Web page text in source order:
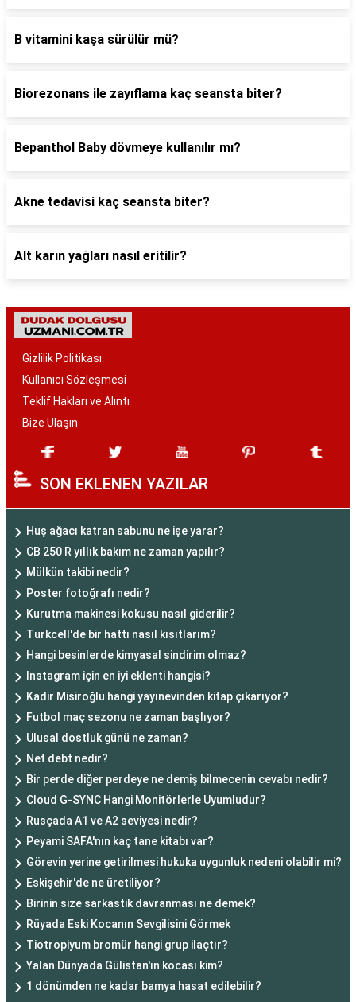
B vitamini kaşa sürülür mü?
Biorezonans ile zayıflama kaç seansta biter?
Bepanthol Baby dövmeye kullanılır mı?
Akne tedavisi kaç seansta biter?
Alt karın yağları nasıl eritilir?
Gizlilik Politikası
Kullanıcı Sözleşmesi
Teklif Hakları ve Alıntı
Bize Ulaşın
SON EKLENEN YAZILAR
Huş ağacı katran sabunu ne işe yarar?
CB 250 R yıllık bakım ne zaman yapılır?
Mülkün takibi nedir?
Poster fotoğrafı nedir?
Kurutma makinesi kokusu nasıl giderilir?
Turkcell'de bir hattı nasıl kısıtlarım?
Hangi besinlerde kimyasal sindirim olmaz?
Instagram için en iyi eklenti hangisi?
Kadir Misiroğlu hangi yayınevinden kitap çıkarıyor?
Futbol maç sezonu ne zaman başlıyor?
Ulusal dostluk günü ne zaman?
Net debt nedir?
Bir perde diğer perdeye ne demiş bilmecenin cevabı nedir?
Cloud G-SYNC Hangi Monitörlerle Uyumludur?
Rusçada A1 ve A2 seviyesi nedir?
Peyami SAFA'nın kaç tane kitabı var?
Görevin yerine getirilmesi hukuka uygunluk nedeni olabilir mi?
Eskişehir'de ne üretiliyor?
Birinin size sarkastik davranması ne demek?
Rüyada Eski Kocanın Sevgilisini Görmek
Tiotropiyum bromür hangi grup ilaçtır?
Yalan Dünyada Gülistan'ın kocası kim?
1 dönümden ne kadar bamya hasat edilebilir?